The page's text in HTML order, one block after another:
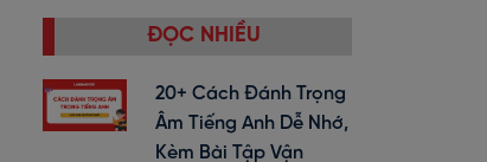
ĐỌC NHIỀU
20+ Cách Đánh Trọng
Âm Tiếng Anh Dễ Nhớ,
Kèm Bài Tập Vận